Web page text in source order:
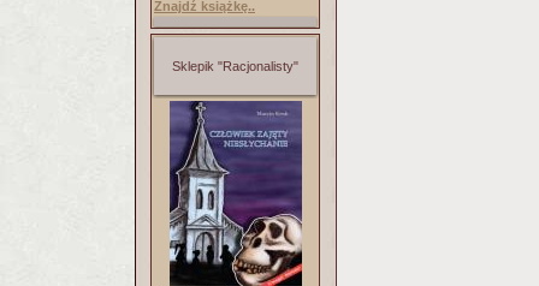
Znajdź książkę..
Sklepik "Racjonalisty"